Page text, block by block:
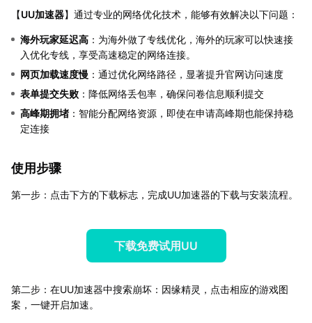
【UU加速器】通过专业的网络优化技术，能够有效解决以下问题：
海外玩家延迟高 ：为海外做了专线优化，海外的玩家可以快速接
入优化专线，享受高速稳定的网络连接。
网页加载速度慢 ：通过优化网络路径，显著提升官网访问速度
表单提交失败 ：降低网络丢包率，确保问卷信息顺利提交
高峰期拥堵 ：智能分配网络资源，即使在申请高峰期也能保持稳
定连接
使用步骤
第一步：点击下方的下载标志，完成UU加速器的下载与安装流程。
下载免费试用UU
第二步：在UU加速器中搜索崩坏：因缘精灵，点击相应的游戏图
案，一键开启加速。